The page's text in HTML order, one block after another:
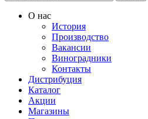
О нас
История
Производство
Вакансии
Виноградники
Контакты
Дистрибуция
Каталог
Акции
Магазины